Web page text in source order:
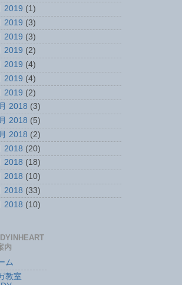
2019 (1)
2019 (3)
2019 (3)
2019 (2)
2019 (4)
2019 (4)
2019 (2)
2018 (3)
2018 (5)
2018 (2)
2018 (20)
2018 (18)
2018 (10)
2018 (33)
2018 (10)
内
ム
教室